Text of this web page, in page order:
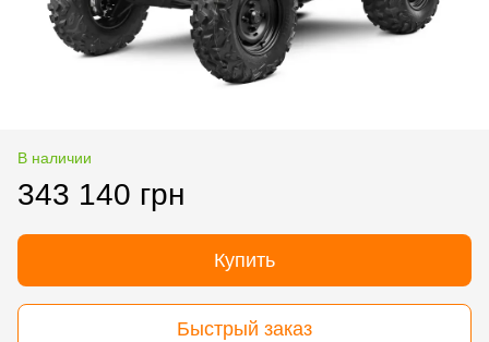
В наличии
343 140 грн
Купить
Быстрый заказ